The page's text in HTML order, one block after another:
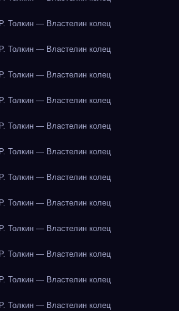
Толкин — Властелин колец
Толкин — Властелин колец
Толкин — Властелин колец
Толкин — Властелин колец
Толкин — Властелин колец
Толкин — Властелин колец
Толкин — Властелин колец
Толкин — Властелин колец
Толкин — Властелин колец
Толкин — Властелин колец
Толкин — Властелин колец
Толкин — Властелин колец